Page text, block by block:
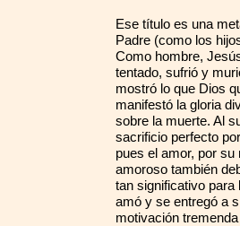
Ese título es una
Padre (como los
Como hombre,
tentado, sufrió y
mostró lo que Dios
manifestó la gloria
sobre la muerte. Al
sacrificio perfecto
pues el amor, por
amoroso también
tan significativo
amó y se entregó a
motivación